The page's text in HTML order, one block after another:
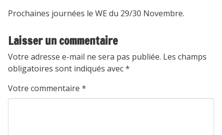
Prochaines journées le WE du 29/30 Novembre.
Laisser un commentaire
Votre adresse e-mail ne sera pas publiée. Les champs
obligatoires sont indiqués avec*
Votre commentaire *